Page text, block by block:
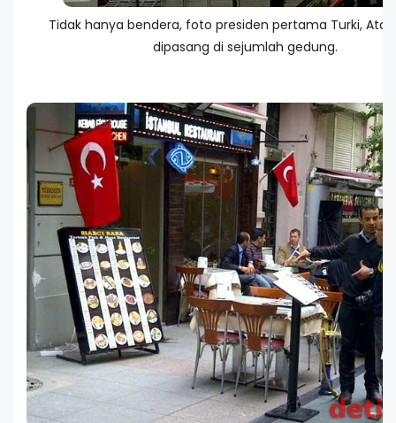
Tidak hanya bendera, foto presiden pertama Turki,
dipasang di sejumlah gedung.